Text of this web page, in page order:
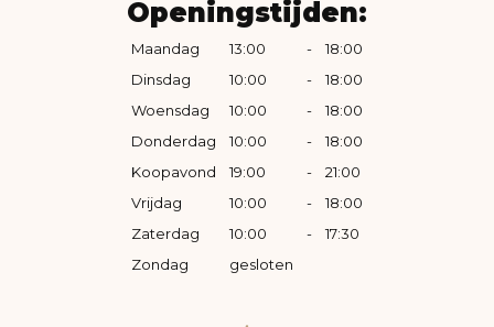
Openingstijden:
Maandag 13:00 -
18:00
Dinsdag
10:00 -
18:00
Woensdag
10:00 -
18:00
Donderdag
10:00 -
18:00
Koopavond
19:00 -
21:00
Vrijdag
10:00 -
18:00
Zaterdag
10:00 -
17:30
Zondag
gesloten